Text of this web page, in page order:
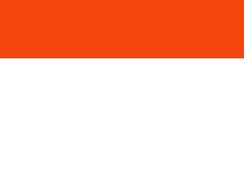
direct